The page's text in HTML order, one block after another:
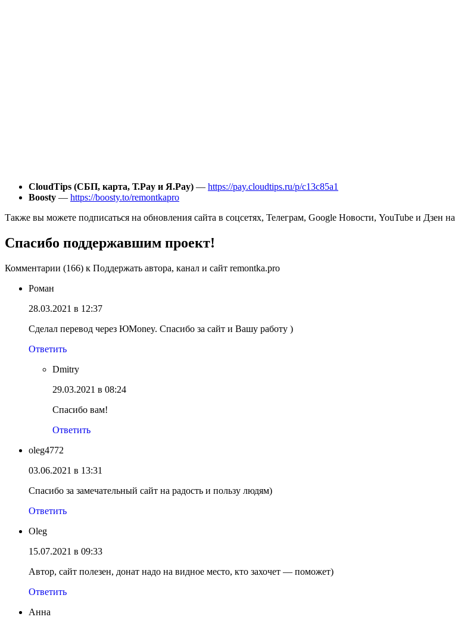
CloudTips (СБП, карта, Т.Pay и Я.Pay) — https://pay.cloudtips.ru/p/c13c85a1
Boosty — https://boosty.to/remontkapro
Также вы можете подписаться на обновления сайта в соцсетях, Телеграм, Google Новости, YouTube и Дзен на
Спасибо поддержавшим проект!
Комментарии (166) к Поддержать автора, канал и сайт remontka.pro
Роман
28.03.2021 в 12:37
Сделал перевод через ЮMoney. Спасибо за сайт и Вашу работу )
Ответить
Dmitry
29.03.2021 в 08:24
Спасибо вам!
Ответить
oleg4772
03.06.2021 в 13:31
Спасибо за замечательный сайт на радость и пользу людям)
Ответить
Oleg
15.07.2021 в 09:33
Автор, сайт полезен, донат надо на видное место, кто захочет — поможет)
Ответить
Анна